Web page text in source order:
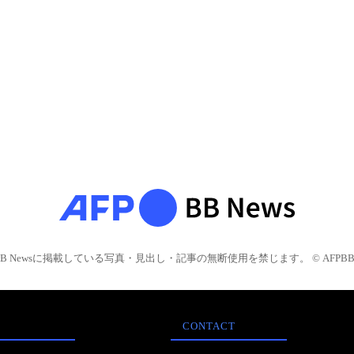
Newsに掲載している写真・見出し・記事の無断使用を禁じます。 © AFPBB
CONTACT